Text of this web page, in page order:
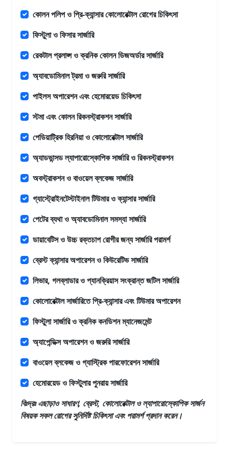
কোলন পলিপ ও প্রি-ক্যান্সার কোলোরেক্টাল রোগের চিকিৎসা
ফিস্টুলা ও ফিসার সার্জারি
রেকটাল প্রলাপ্স ও ক্রনিক কোলন ডিজঅর্ডার সার্জারি
অ্যাবডোমিনাল ট্রমা ও জরুরি সার্জারি
পাইলস অপারেশন এবং হেমোরয়েড চিকিৎসা
স্টমা এবং কোলন রিকনস্ট্রাকশন সার্জারি
পেডিয়াট্রিক হিরনিয়া ও কোলোরেক্টাল সার্জারি
অ্যাডভান্সড ল্যাপারোস্কোপিক সার্জারি ও রিকনস্ট্রাকশন
অবস্ট্রাকশন ও বাওয়েল ব্লকেজ সার্জারি
গ্যাস্ট্রোইনটেস্টাইনাল টিউমার ও ক্যান্সার সার্জারি
পেটের ব্যথা ও অ্যাবডোমিনাল সমস্যা সার্জারি
ডায়াবেটিস ও উচ্চ রক্তচাপ রোগীর জন্য সার্জারি পরামর্শ
ব্রেস্ট ক্যান্সার অপারেশন ও কিউরেটিভ সার্জারি
লিভার, গলব্লাডার ও প্যানক্রিয়াস সংক্রান্ত জটিল সার্জারি
কোলোরেক্টাল সার্জারিতে প্রি-ক্যান্সার এবং টিউমার অপারেশন
ফিস্টুলা সার্জারি ও ক্রনিক কনডিশন ম্যানেজমেন্ট
অ্যাপেন্ডিক্স অপারেশন ও জরুরি সার্জারি
বাওয়েল ব্লকেজ ও গ্যাস্ট্রিক পারফোরেশন সার্জারি
হেমোরয়েড ও ফিস্টুলার পুনরায় সার্জারি
বিঃদ্রঃ এছাড়াওসাধারণ, ব্রেস্ট, কোলোরেক্টাল ও ল্যাপারোস্কোপিক সার্জন
বিষয়ক সকল রোগের সুনির্দিষ্ট চিকিৎসা এবং পরামর্শ প্রদান করেন।